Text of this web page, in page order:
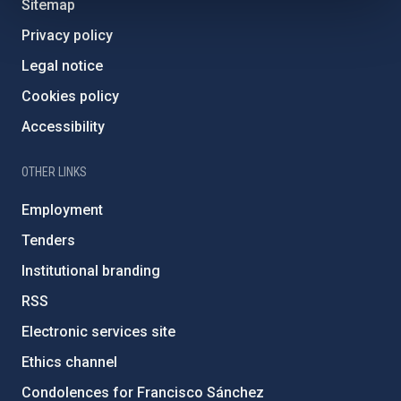
Sitemap
Privacy policy
Legal notice
Cookies policy
Accessibility
OTHER LINKS
Employment
Tenders
Institutional branding
RSS
Electronic services site
Ethics channel
Condolences for Francisco Sánchez